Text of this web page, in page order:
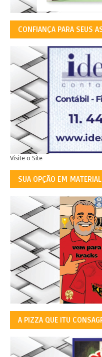
CONFIANÇA PARA SEUS
Visite o Site
SUA OPÇÃO EM
A PIZZA QUE ITU